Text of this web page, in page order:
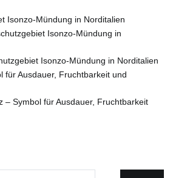
Isonzo-Mündung in Norditalien
Isonzo-Mündung in
Isonzo-Mündung in Norditalien
für Ausdauer, Fruchtbarkeit und
– Symbol für Ausdauer, Fruchtbarkeit